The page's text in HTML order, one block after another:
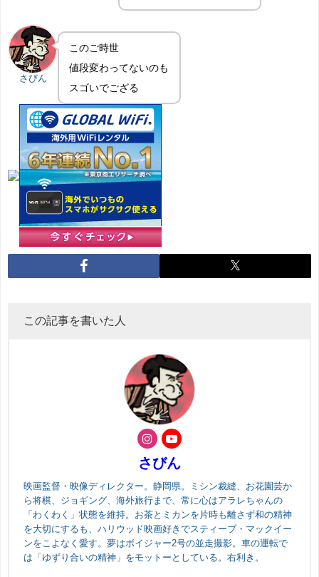
さびん
このご時世
値段変わってないのも
スゴいでござる
この記事を書いた人
さびん
映画監督・映像ディレクター。静岡県。ミシン裁縫、お花園芸か
ら将棋、ジョギング、海外旅行まで、常に心はアラレちゃんの
「わくわく」状態を維持。お茶とミカンを片時も離さず和の精神
を大切にするも、ハリウッド映画好きでスティーブ・マックイー
ンをこよなく愛す。夢はボイジャー2号の並走撮影。車の運転で
は「ゆずり合いの精神」をモットーとしている。右利き。